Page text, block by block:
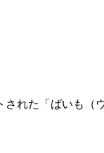
れた「ばいも（